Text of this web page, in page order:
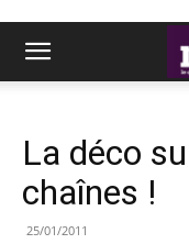
La déco
chaînes !
25/01/2011